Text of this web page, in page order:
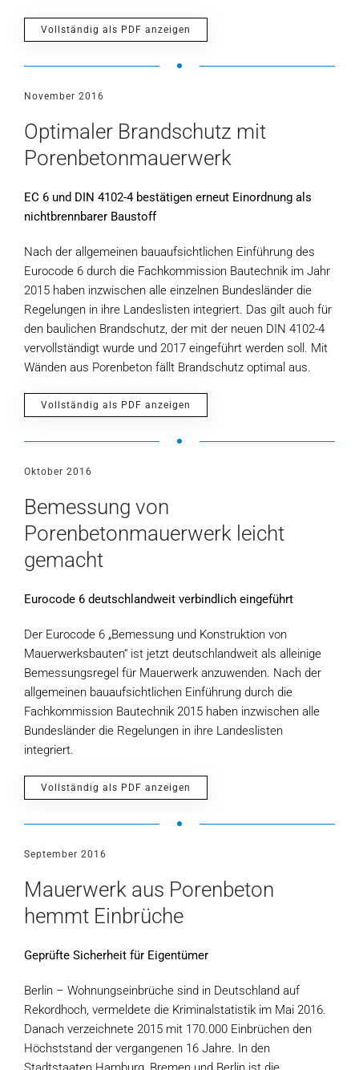
Vollständig als PDF anzeigen
November 2016
Optimaler Brandschutz mit
Porenbetonmauerwerk
EC 6 und DIN 4102-4 bestätigen erneut Einordnung als
nichtbrennbarer Baustoff
Nach der allgemeinen bauaufsichtlichen Einführung des
Eurocode 6 durch die Fachkommission Bautechnik im Jahr
2015 haben inzwischen alle einzelnen Bundesländer die
Regelungen in ihre Landeslisten integriert. Das gilt auch für
den baulichen Brandschutz, der mit der neuen DIN 4102-4
vervollständigt wurde und 2017 eingeführt werden soll. Mit
Wänden aus Porenbeton fällt Brandschutz optimal aus.
Vollständig als PDF anzeigen
Oktober 2016
Bemessung von
Porenbetonmauerwerk leicht
gemacht
Eurocode 6 deutschlandweit verbindlich eingeführt
Der Eurocode 6 „Bemessung und Konstruktion von
Mauerwerksbauten“ ist jetzt deutschlandweit als alleinige
Bemessungsregel für Mauerwerk anzuwenden. Nach der
allgemeinen bauaufsichtlichen Einführung durch die
Fachkommission Bautechnik 2015 haben inzwischen alle
Bundesländer die Regelungen in ihre Landeslisten
integriert.
Vollständig als PDF anzeigen
September 2016
Mauerwerk aus Porenbeton
hemmt Einbrüche
Geprüfte Sicherheit für Eigentümer
Berlin – Wohnungseinbrüche sind in Deutschland auf
Rekordhoch, vermeldete die Kriminalstatistik im Mai 2016.
Danach verzeichnete 2015 mit 170.000 Einbrüchen den
Höchststand der vergangenen 16 Jahre. In den